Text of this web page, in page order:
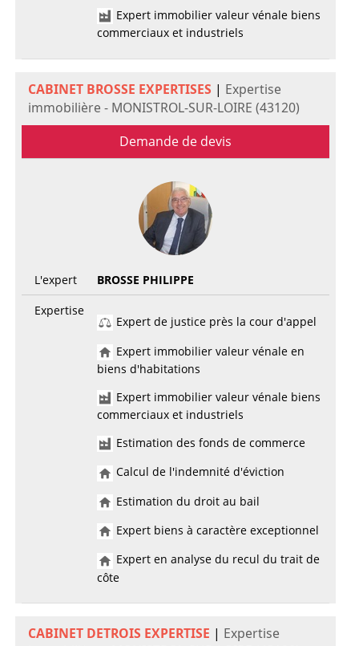
Expert immobilier valeur vénale biens
commerciaux et industriels
CABINET BROSSE EXPERTISES | Expertise
immobilière - MONISTROL-SUR-LOIRE (43120)
Demande de devis
L'expert
BROSSE PHILIPPE
Expertise
Expert de justice près la cour d'appel
Expert immobilier valeur vénale en
biens d'habitations
Expert immobilier valeur vénale biens
commerciaux et industriels
Estimation des fonds de commerce
Calcul de l'indemnité d'éviction
Estimation du droit au bail
Expert biens à caractère exceptionnel
Expert en analyse du recul du trait de
côte
CABINET DETROIS EXPERTISE | Expertise